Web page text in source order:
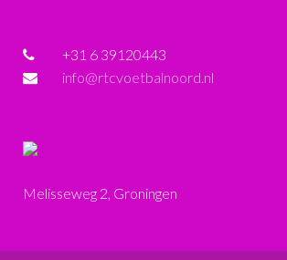
+31 6 39120443
info@rtcvoetbalnoord.nl
Melisseweg 2, Groningen